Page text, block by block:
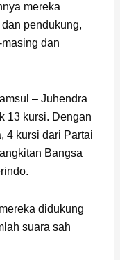
mereka
pendukung,
dan
– Juhendra
13 kursi. Dengan
4 kursi dari Partai
Bangsa
didukung
suara sah